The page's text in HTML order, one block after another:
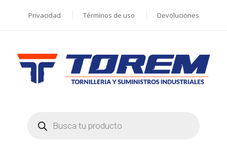
Privacidad Términos de uso Devoluciones
search